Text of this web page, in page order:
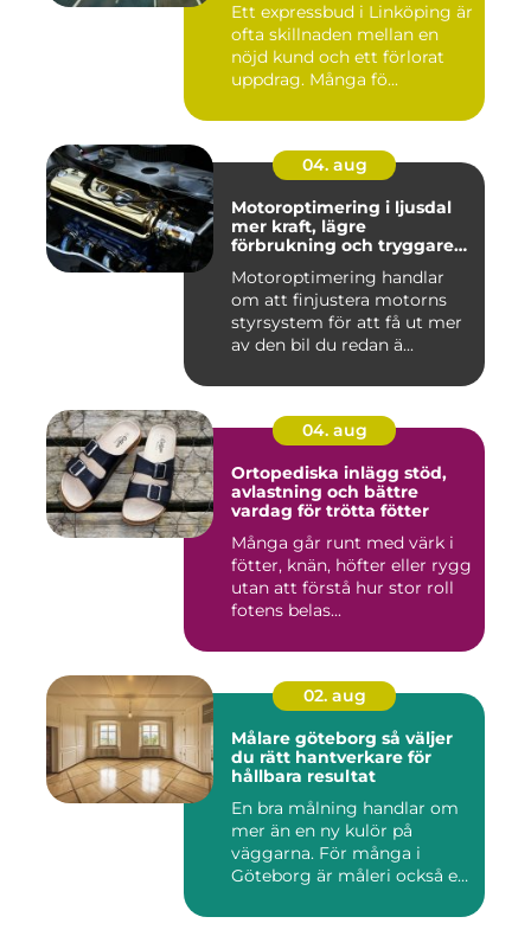
Ett expressbud i Linköping är
ofta skillnaden mellan en
nöjd kund och ett förlorat
uppdrag. Många fö...
04. aug
Motoroptimering i ljusdal
mer kraft, lägre
förbrukning och tryggare
Motoroptimering handlar
om att finjustera motorns
styrsystem för att få ut mer
av den bil du redan ä...
04. aug
Ortopediska inlägg stöd,
avlastning och bättre
vardag för trötta fötter
Många går runt med värk i
fötter, knän, höfter eller rygg
utan att förstå hur stor roll
fotens belas...
02. aug
Målare göteborg så väljer
du rätt hantverkare för
hållbara resultat
En bra målning handlar om
mer än en ny kulör på
väggarna. För många i
Göteborg är måleri också ett